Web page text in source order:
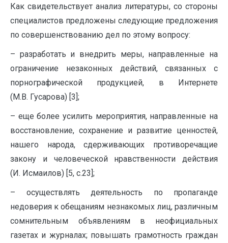
Как свидетельствует анализ литературы, со стороны
специалистов предложены следующие предложения
по совершенствованию дел по этому вопросу:
– разработать и внедрить меры, направленные на
ограничение незаконных действий, связанных с
порнографической продукцией, в Интернете
(М.В. Гусарова) [3];
– еще более усилить мероприятия, направленные на
восстановление, сохранение и развитие ценностей,
нашего народа, сдерживающих противоречащие
закону и человеческой нравственности действия
(И. Исмаилов) [5, с.23];
– осуществлять деятельность по пропаганде
недоверия к обещаниям незнакомых лиц, различным
сомнительным объявлениям в неофициальных
газетах и журналах; повышать грамотность граждан